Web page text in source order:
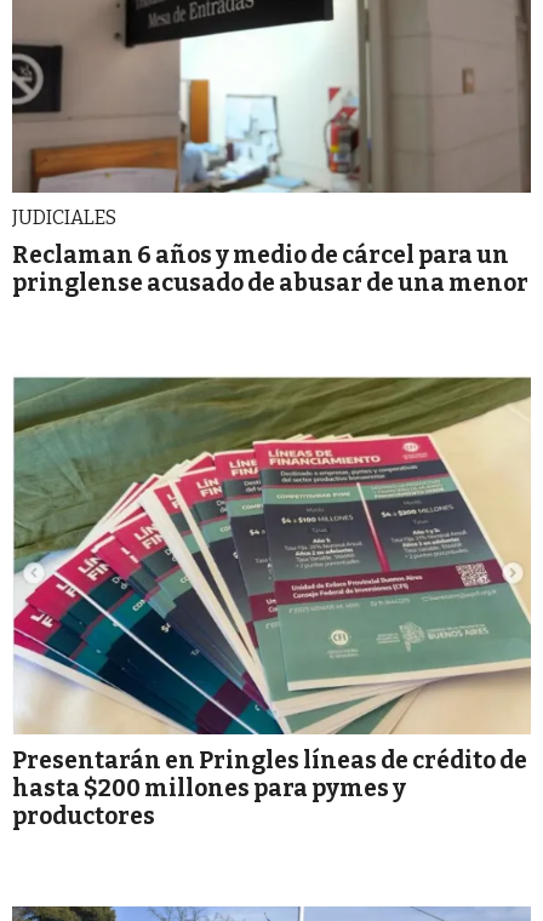
JUDICIALES
Reclaman 6 años y medio de cárcel para un
pringlense acusado de abusar de una menor
Presentarán en Pringles líneas de crédito de
hasta $200 millones para pymes y
productores